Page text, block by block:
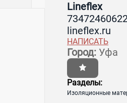
Lineflex
lineflex.ru
НАПИСАТЬ
Город: Уфа
Разделы:
Изоляционные